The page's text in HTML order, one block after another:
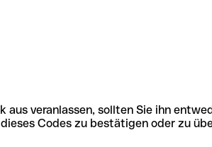
aus veranlassen, sollten Sie ihn
Codes zu bestätigen oder zu